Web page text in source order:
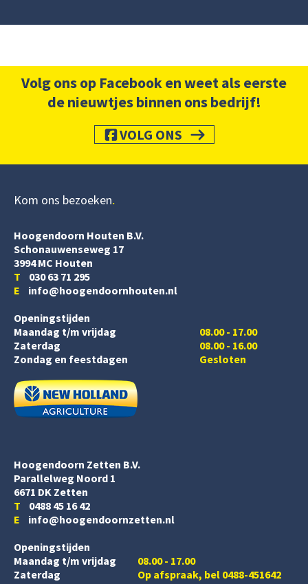
Volg ons op Facebook en weet als eerste
de nieuwtjes binnen ons bedrijf!
VOLG ONS
Kom ons bezoeken
Hoogendoorn Houten B.V.
Schonauwenseweg 17
3994 MC Houten
T 030 63 71 295
E info@hoogendoornhouten.nl
Openingstijden
Maandag t/m vrijdag
Zaterdag
08.00 - 17.00
08.00 - 16.00
Zondag en feestdagen
Gesloten
Hoogendoorn Zetten B.V.
Parallelweg Noord 1
6671 DK Zetten
T 0488 45 16 42
E info@hoogendoornzetten.nl
Openingstijden
Maandag t/m vrijdag
08.00 - 17.00
Zaterdag
Op afspraak, bel 0488-451642